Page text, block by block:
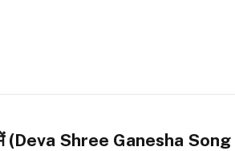
में (Deva Shree Ganesha